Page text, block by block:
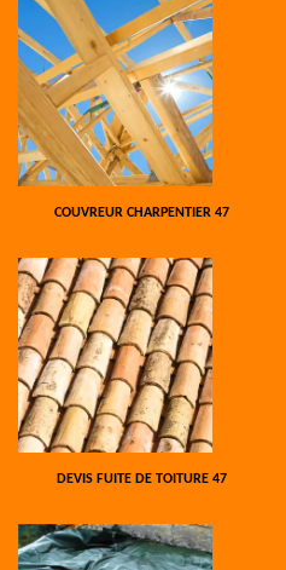
COUVREUR CHARPENTIER 47
DEVIS FUITE DE TOITURE 47